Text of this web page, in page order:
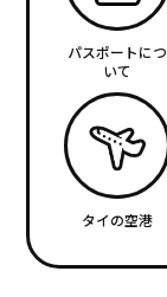
パスポートにつ
いて
タイの空港